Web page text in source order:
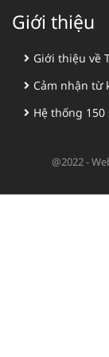
Giới thiệu
Giới thiệu về
Cảm nhận từ
Hệ thống
@2022 -